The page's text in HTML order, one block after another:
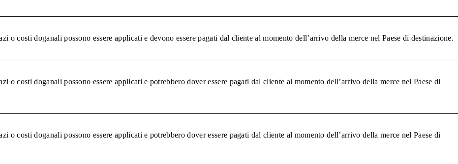
o costi doganali possono essere applicati e devono essere pagati dal cliente al momento dell’arrivo della merce nel Paese di destinazione.
o costi doganali possono essere applicati e potrebbero dover essere pagati dal cliente al momento dell’arrivo della merce nel Paese di
o costi doganali possono essere applicati e potrebbero dover essere pagati dal cliente al momento dell’arrivo della merce nel Paese di